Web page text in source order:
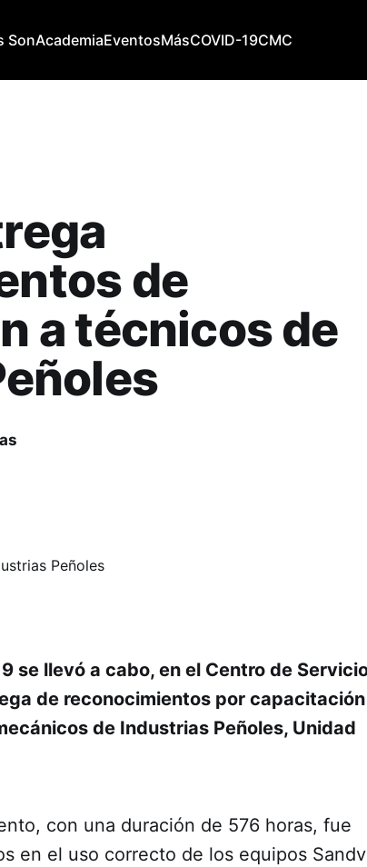
SonAcademiaEventosMásCOVID-19CMC
de
a técnicos de
se llevó a cabo, en el Centro de
de reconocimientos por capacitación
de Industrias Peñoles, Unidad
con una duración de 576 horas, fue
en el uso correcto de los equipos